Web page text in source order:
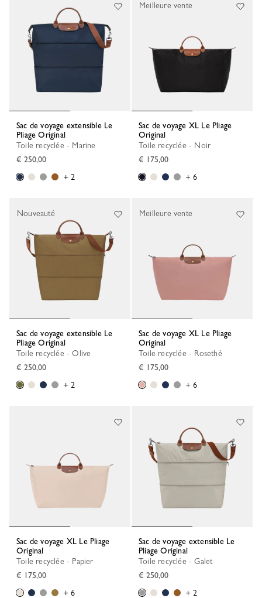
Sac de voyage extensible Le
Pliage Original
Toile recyclée - Marine
€ 250,00
+ 2
Sac de voyage XL Le Pliage
Original
Toile recyclée - Noir
€ 175,00
+ 6
Meilleure vente
Sac de voyage extensible Le
Pliage Original
Toile recyclée - Olive
€ 250,00
+ 2
Nouveauté
Sac de voyage XL Le Pliage
Original
Toile recyclée - Rosethé
€ 175,00
+ 6
Meilleure vente
Sac de voyage XL Le Pliage
Original
Toile recyclée - Papier
€ 175,00
+ 6
Sac de voyage extensible Le
Pliage Original
Toile recyclée - Galet
€ 250,00
+ 2